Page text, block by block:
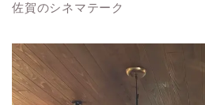
佐賀のシネマテーク